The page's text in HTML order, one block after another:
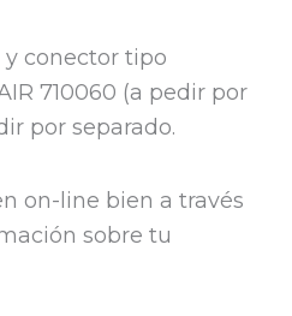
conector tipo
710060 (a pedir por
por separado.
on-line bien a través
sobre tu